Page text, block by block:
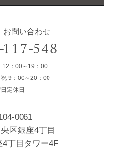
お問い合わせ
12：00～19：00
9：00～20：00
定休日
0061
区銀座4丁目
4丁目タワー4F